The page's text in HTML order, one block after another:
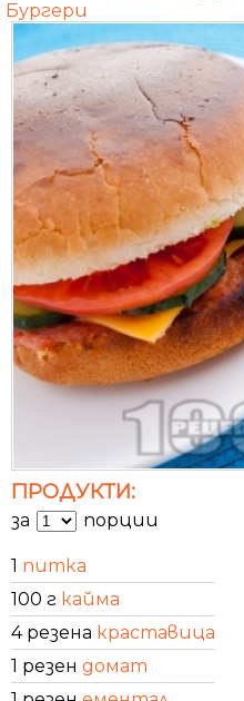
Бургери
ПРОДУКТИ:
за порции
1 питка
100 г кайма
4 резена краставица
1 резен домат